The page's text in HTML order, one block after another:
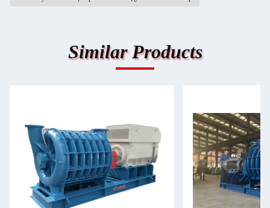
Similar Products